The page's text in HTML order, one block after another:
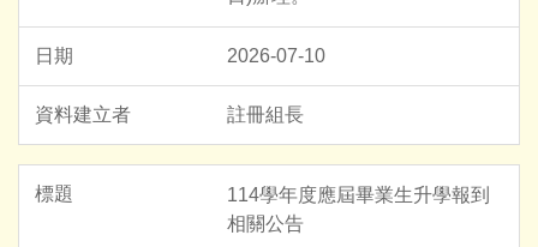
2026-07-10
註冊組長
114學年度應屆畢業生升學報到
相關公告